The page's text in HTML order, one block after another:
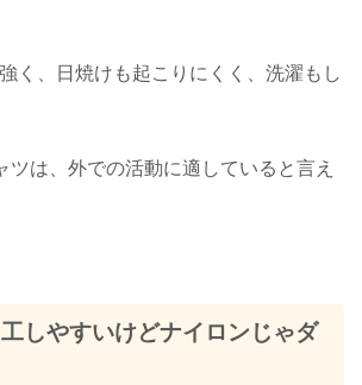
く、日焼けも起こりにくく、洗濯もし
ツは、外での活動に適していると言え
しやすいけどナイロンじゃダ